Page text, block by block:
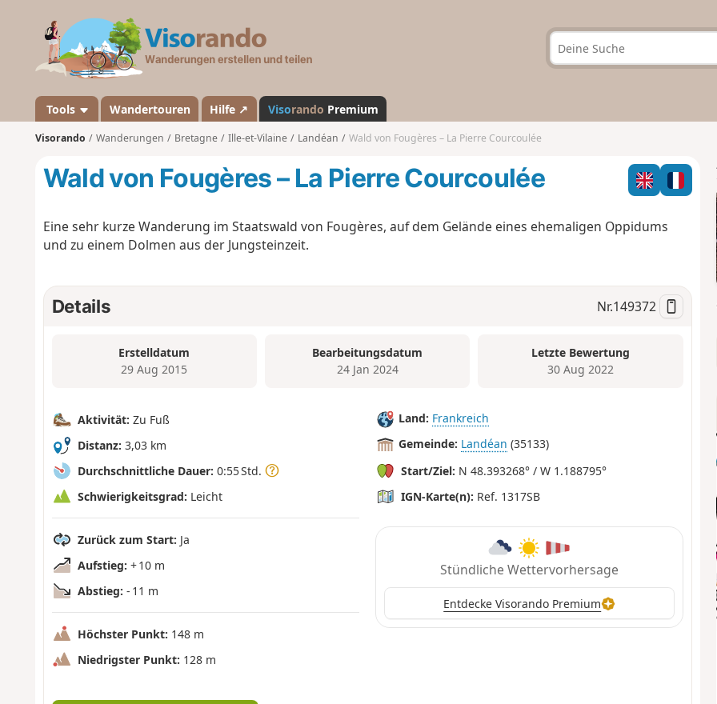
a
n
d
Tools Wandertouren Hilfe ↗ Visorando Premium
Visorando Wanderungen Bretagne Ille-et-Vilaine Landéan Wald von Fougères – La Pierre Courcoulée
Wald von Fougères – La Pierre Courcoulée
Eine sehr kurze Wanderung im Staatswald von Fougères, auf dem Gelände eines ehemaligen Oppidums
und zu einem Dolmen aus der Jungsteinzeit.
Details Nr.149372
Erstelldatum
29 Aug 2015
Bearbeitungsdatum
24 Jan 2024
Letzte Bewertung
30 Aug 2022
Aktivität: Zu Fuß
Distanz: 3,03 km
Durchschnittliche Dauer: 0:55 Std.
Schwierigkeitsgrad: Leicht
Zurück zum Start: Ja
Aufstieg: + 10 m
Abstieg: - 11 m
Höchster Punkt: 148 m
Niedrigster Punkt: 128 m
Land: Frankreich
Gemeinde: Landéan (35133)
Start/Ziel: N 48.393268° / W 1.188795°
IGN-Karte(n): Ref. 1317SB
Stündliche Wettervorhersage
Entdecke Visorando Premium